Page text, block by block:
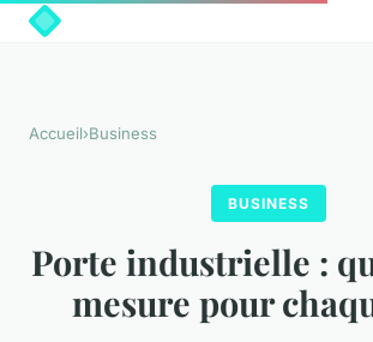
Accueil›Business
BUSINESS
Porte industrielle :
mesure pour